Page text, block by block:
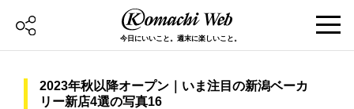
今日にいいこと。週末に楽しいこと。
2023年秋以降オープン｜いま注目の新潟ベーカ
リー新店4選の写真16